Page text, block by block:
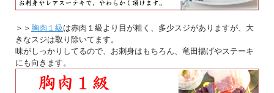
＞＞ 胸肉１級 は赤肉１級より目が粗く、多少スジがありますが、大
きなスジは取り除いてます。
味がしっかりしてるので、お刺身はもちろん、竜田揚げやステーキ
にも向きます。